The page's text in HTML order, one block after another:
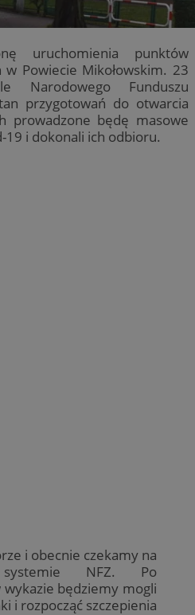
uruchomienia punktów
w Powiecie Mikołowskim. 23
Narodowego Funduszu
przygotowań do otwarcia
prowadzone będę masowe
19 i dokonali ich odbioru.
i obecnie czekamy na
NFZ. Po
będziemy mogli
i rozpocząć szczepienia